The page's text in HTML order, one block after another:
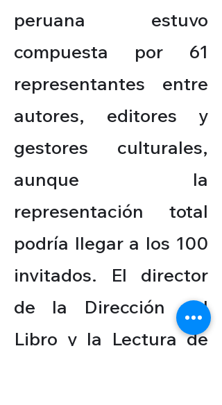
peruana estuvo
compuesta por 61
representantes entre
autores, editores y
gestores culturales,
aunque la
representación total
podría llegar a los 100
invitados. El director
de la Dirección del
Libro y la Lectura de